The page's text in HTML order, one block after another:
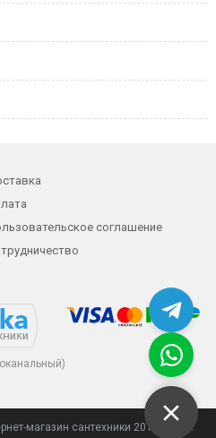
соглашение
магазин сантехники 2013 - 2023.